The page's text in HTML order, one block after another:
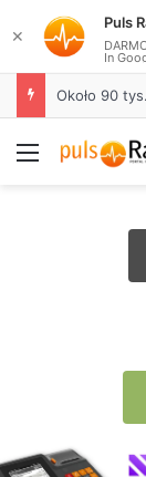
Menu
✕
Puls
In